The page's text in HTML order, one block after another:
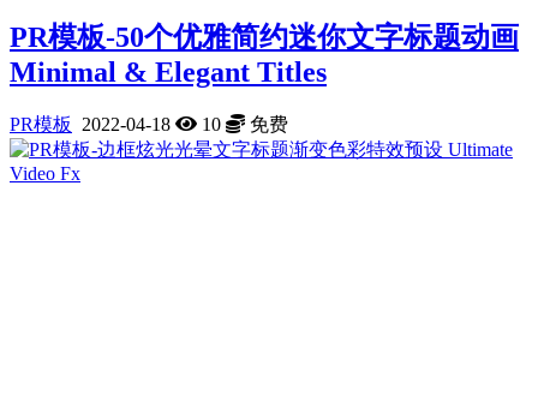
PR模板-50个优雅简约迷你文字标题动画
Minimal & Elegant Titles
PR模板 2022-04-18 10 免费